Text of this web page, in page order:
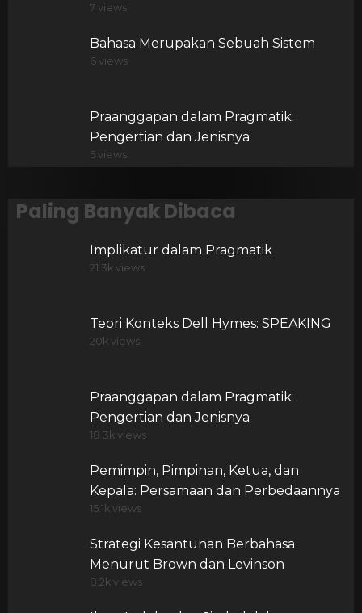
7 views
Bahasa Merupakan Sebuah Sistem
6 views
Praanggapan dalam Pragmatik:
Pengertian dan Jenisnya
5 views
Paling Banyak Dibaca
Implikatur dalam Pragmatik
21.3k views
Teori Konteks Dell Hymes: SPEAKING
20k views
Praanggapan dalam Pragmatik:
Pengertian dan Jenisnya
18.3k views
Pemimpin, Pimpinan, Ketua, dan
Kepala: Persamaan dan Perbedaannya
15.1k views
Strategi Kesantunan Berbahasa
Menurut Brown dan Levinson
8.2k views